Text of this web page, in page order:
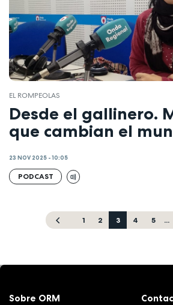
EL ROMPEOLAS
Desde el gallinero.
que cambian el
23 NOV 2025 - 10:05
PODCAST
1 2 3 4 5 ...
Sobre ORM